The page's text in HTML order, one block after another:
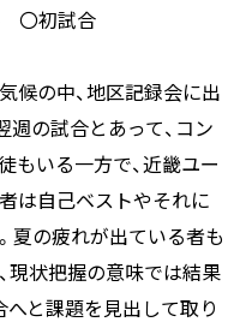
〇初試合
の中、地区記録会に出
の試合とあって、コン
もいる一方で、近畿ユー
は自己ベストやそれに
夏の疲れが出ている者も
現状把握の意味では結果
へと課題を見出して取り